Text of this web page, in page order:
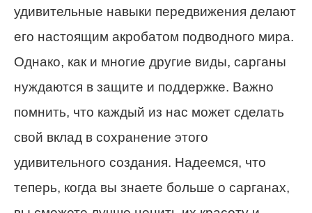
удивительные навыки передвижения делают
его настоящим акробатом подводного мира.
Однако, как и многие другие виды, сарганы
нуждаются в защите и поддержке. Важно
помнить, что каждый из нас может сделать
свой вклад в сохранение этого
удивительного создания. Надеемся, что
теперь, когда вы знаете больше о сарганах,